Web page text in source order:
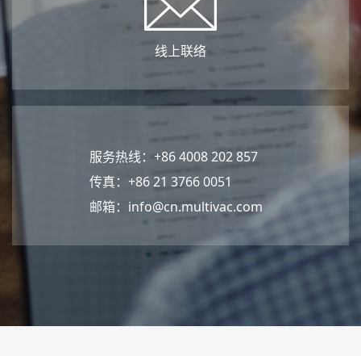
线上联络
服务热线：+86 4008 202 857
传真：+86 21 3766 0051
邮箱： info@cn.multivac.com